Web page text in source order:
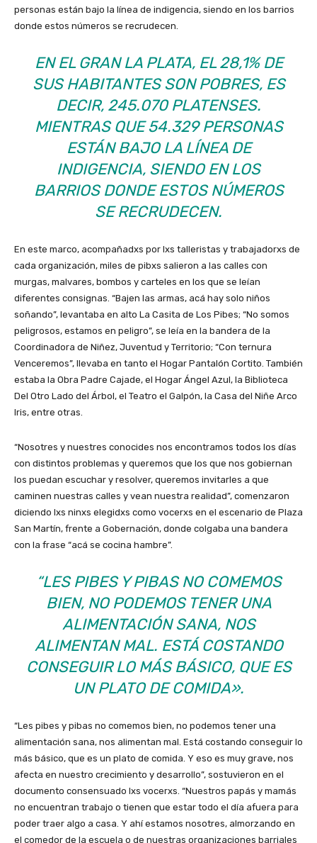
personas están bajo la línea de indigencia, siendo en los barrios
donde estos números se recrudecen.
EN EL GRAN LA PLATA, EL 28,1% DE
SUS HABITANTES SON POBRES, ES
DECIR, 245.070 PLATENSES.
MIENTRAS QUE 54.329 PERSONAS
ESTÁN BAJO LA LÍNEA DE
INDIGENCIA, SIENDO EN LOS
BARRIOS DONDE ESTOS NÚMEROS
SE RECRUDECEN.
En este marco, acompañadxs por lxs talleristas y trabajadorxs de
cada organización, miles de pibxs salieron a las calles con
murgas, malvares, bombos y carteles en los que se leían
diferentes consignas. “Bajen las armas, acá hay solo niños
soñando”, levantaba en alto La Casita de Los Pibes; “No somos
peligrosos, estamos en peligro”, se leía en la bandera de la
Coordinadora de Niñez, Juventud y Territorio; “Con ternura
Venceremos”, llevaba en tanto el Hogar Pantalón Cortito. También
estaba la Obra Padre Cajade, el Hogar Ángel Azul, la Biblioteca
Del Otro Lado del Árbol, el Teatro el Galpón, la Casa del Niñe Arco
Iris, entre otras.
“Nosotres y nuestres conocides nos encontramos todos los días
con distintos problemas y queremos que los que nos gobiernan
los puedan escuchar y resolver, queremos invitarles a que
caminen nuestras calles y vean nuestra realidad”, comenzaron
diciendo lxs ninxs elegidxs como vocerxs en el escenario de Plaza
San Martín, frente a Gobernación, donde colgaba una bandera
con la frase “acá se cocina hambre”.
“LES PIBES Y PIBAS NO COMEMOS
BIEN, NO PODEMOS TENER UNA
ALIMENTACIÓN SANA, NOS
ALIMENTAN MAL. ESTÁ COSTANDO
CONSEGUIR LO MÁS BÁSICO, QUE ES
UN PLATO DE COMIDA».
“Les pibes y pibas no comemos bien, no podemos tener una
alimentación sana, nos alimentan mal. Está costando conseguir lo
más básico, que es un plato de comida. Y eso es muy grave, nos
afecta en nuestro crecimiento y desarrollo”, sostuvieron en el
documento consensuado lxs vocerxs. “Nuestros papás y mamás
no encuentran trabajo o tienen que estar todo el día afuera para
poder traer algo a casa. Y ahí estamos nosotres, almorzando en
el comedor de la escuela o de nuestras organizaciones barriales